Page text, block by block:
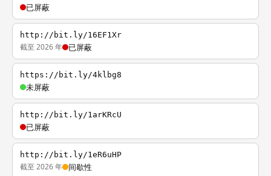
已屏蔽
http://bit.ly/16EF1Xr
截至 2026 年 已屏蔽
https://bit.ly/4klbg8
未屏蔽
http://bit.ly/1arKRcU
已屏蔽
http://bit.ly/1eR6uHP
截至 2026 年 间歇性